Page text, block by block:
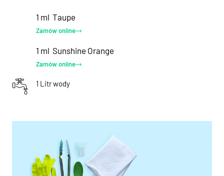
1 ml Taupe
Zamów online
1 ml Sunshine Orange
Zamów online
1 Litr wody